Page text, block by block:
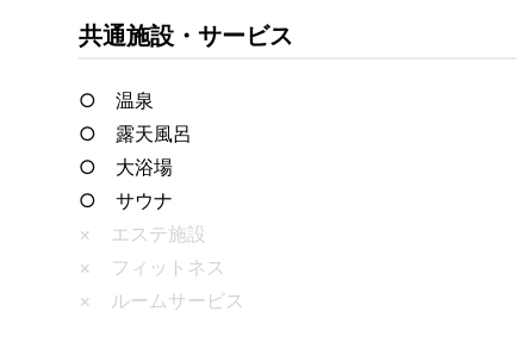
共通施設・サービス
○ 温泉
○ 露天風呂
○ 大浴場
○ サウナ
× エステ施設
× フィットネス
× ルームサービス